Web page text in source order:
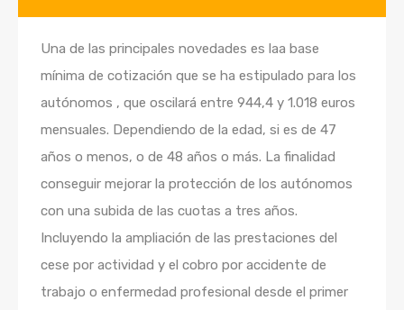
Una de las principales novedades es laa base
mínima de cotización que se ha estipulado para los
autónomos , que oscilará entre 944,4 y 1.018 euros
mensuales. Dependiendo de la edad, si es de 47
años o menos, o de 48 años o más. La finalidad
conseguir mejorar la protección de los autónomos
con una subida de las cuotas a tres años.
Incluyendo la ampliación de las prestaciones del
cese por actividad y el cobro por accidente de
trabajo o enfermedad profesional desde el primer